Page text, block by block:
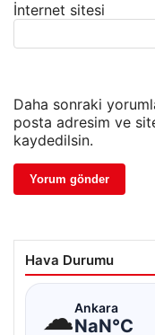
İnternet sitesi
Daha sonraki
posta adresim ve
kaydedilsin.
Hava Durumu
☁Ankara
NaN°C